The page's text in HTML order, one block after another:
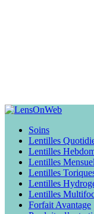
Soins
Lentilles
Lentilles
Lentilles
Lentilles
Lentilles
Lentilles
Forfait Avantage